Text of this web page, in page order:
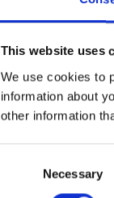
This website uses
We use cookies to
information about
other information
Necessary
KNOW
2025